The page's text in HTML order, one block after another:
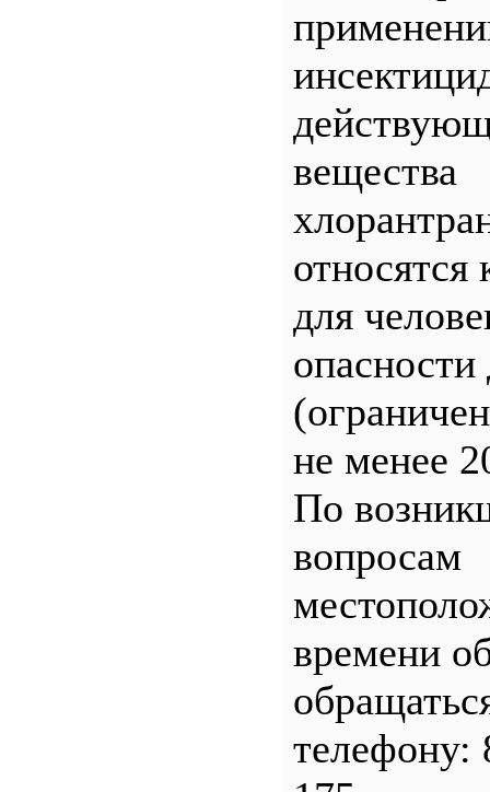
вещества
относятся
для
опасности
не менее
По
вопросам
времени
телефону: